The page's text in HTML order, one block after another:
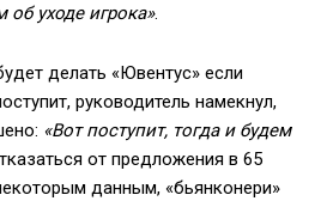
уходе игрока».
делать «Ювентус» если
руководитель намекнул,
«Вот поступит, тогда и будем
от предложения в 65
данным, «бьянконери»